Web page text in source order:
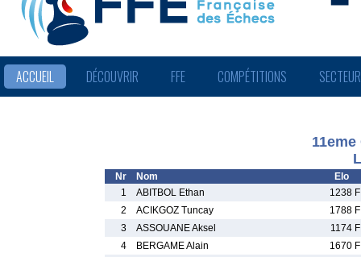
ACCUEIL DÉCOUVRIR FFE COMPÉTITIONS
Nr Nom
Elo
1
ABITBOL Ethan
1238 F
2
ACIKGOZ Tuncay
1788 F
3
ASSOUANE Aksel
1174 F
4
BERGAME Alain
1670 F